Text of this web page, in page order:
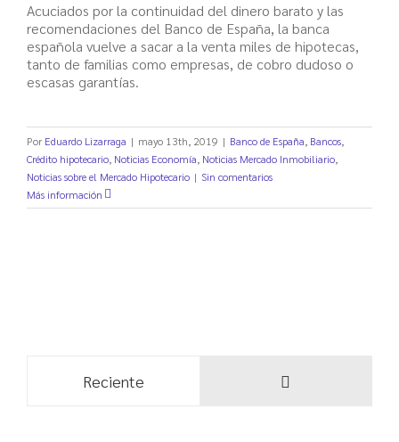
Acuciados por la continuidad del dinero barato y las
recomendaciones del Banco de España, la banca
española vuelve a sacar a la venta miles de hipotecas,
tanto de familias como empresas, de cobro dudoso o
escasas garantías.
Por Eduardo Lizarraga | mayo 13th, 2019 | Banco de España Bancos
Crédito hipotecario Noticias Economía Noticias Mercado Inmobiliario
Noticias sobre el Mercado Hipotecario | Sin comentarios
Más información
Reciente